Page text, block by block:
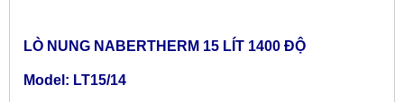
LÒ NUNG NABERTHERM 15 LÍT 1400 ĐỘ
Model: LT15/14